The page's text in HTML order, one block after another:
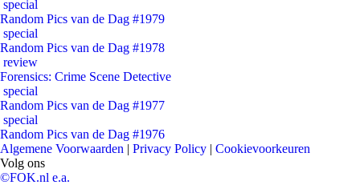
special
Random Pics van de Dag #1979
special
Random Pics van de Dag #1978
review
Forensics: Crime Scene Detective
special
Random Pics van de Dag #1977
special
Random Pics van de Dag #1976
Algemene Voorwaarden | Privacy Policy | Cookievoorkeuren
Volg ons
©FOK.nl e.a.